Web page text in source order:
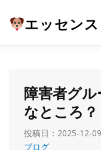
エッセンス
お問い合わせ
障害者グ
なところ？
投稿日：2025-12-
ブログ